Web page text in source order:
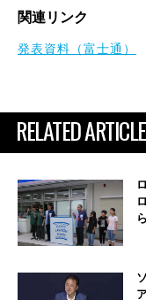
関連リンク
発表資料（富士通）
RELATED ARTICLE